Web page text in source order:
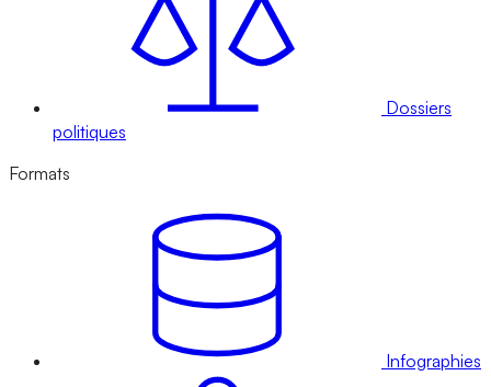
Dossiers
politiques
Formats
Infographies